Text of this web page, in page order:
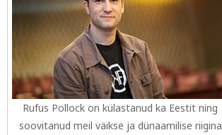
Rufus Pollock on külastanud ka Eestit ning
soovitanud meil väikse ja dünaamilise riigina